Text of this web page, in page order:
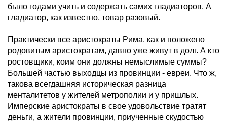
было годами учить и содержать самих гладиаторов. А
гладиатор, как известно, товар разовый.
Практически все аристократы Рима, как и положено
родовитым аристократам, давно уже живут в долг. А кто
ростовщики, коим они должны немыслимые суммы?
Большей частью выходцы из провинции - евреи. Что ж,
такова всегдашняя историческая разница
менталитетов у жителей метрополии и у пришлых.
Имперские аристократы в свое удовольствие тратят
деньги, а жители провинции, приученные скудостью